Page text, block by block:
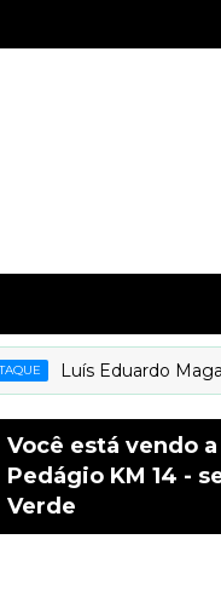
Luís Eduardo
Você está vendo
Pedágio KM 14 -
Verde